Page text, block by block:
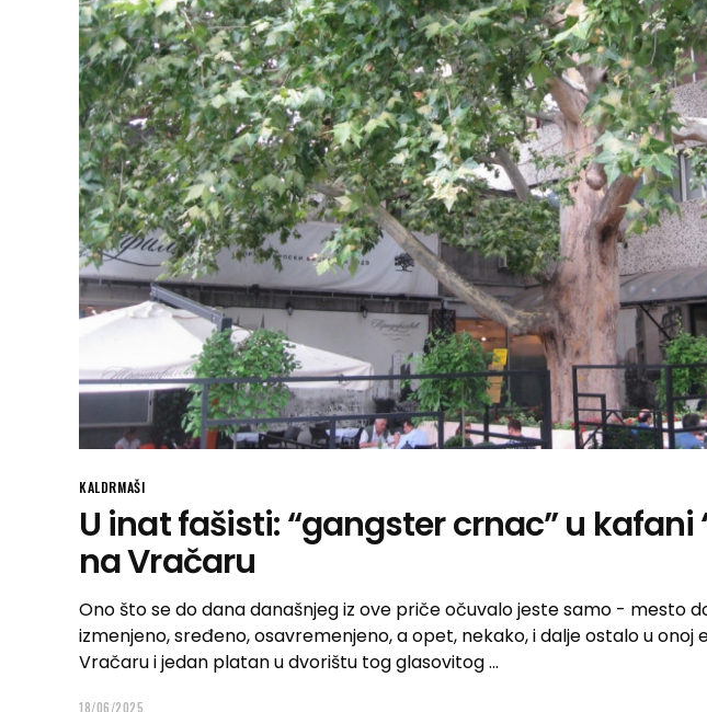
KALDRMAŠI
U inat fašisti: “gangster crnac” u kafani
na Vračaru
Ono što se do dana današnjeg iz ove priče očuvalo jeste samo - mesto
izmenjeno, sređeno, osavremenjeno, a opet, nekako, i dalje ostalo u onoj
Vračaru i jedan platan u dvorištu tog glasovitog
18/06/2025